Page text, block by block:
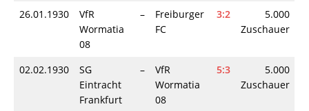
26.01.1930
VfR
Wormatia
08
–
Freiburger
FC
3:2
5.000
Zuschauer
02.02.1930
SG
Eintracht
Frankfurt
–
VfR
Wormatia
08
5:3
5.000
Zuschauer